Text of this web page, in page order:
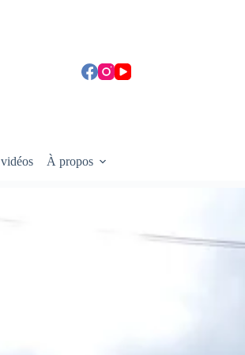
À propos